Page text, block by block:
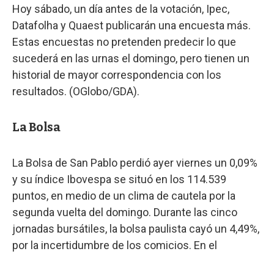
Hoy sábado, un día antes de la votación, Ipec,
Datafolha y Quaest publicarán una encuesta más.
Estas encuestas no pretenden predecir lo que
sucederá en las urnas el domingo, pero tienen un
historial de mayor correspondencia con los
resultados. (OGlobo/GDA).
La Bolsa
La Bolsa de San Pablo perdió ayer viernes un 0,09%
y su índice Ibovespa se situó en los 114.539
puntos, en medio de un clima de cautela por la
segunda vuelta del domingo. Durante las cinco
jornadas bursátiles, la bolsa paulista cayó un 4,49%,
por la incertidumbre de los comicios. En el